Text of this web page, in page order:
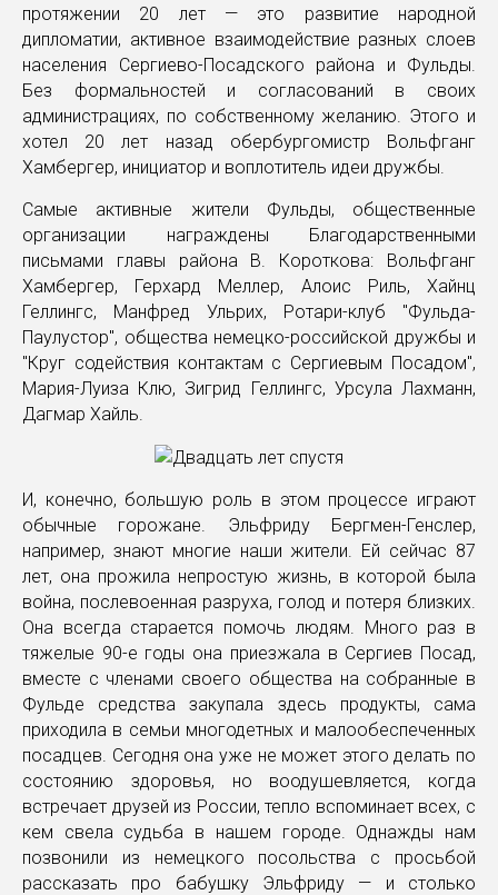
протяжении 20 лет — это развитие народной
дипломатии, активное взаимодействие разных слоев
населения Сергиево-Посадского района и Фульды.
Без формальностей и согласований в своих
администрациях, по собственному желанию. Этого и
хотел 20 лет назад обербургомистр Вольфганг
Хамбергер, инициатор и воплотитель идеи дружбы.
Самые активные жители Фульды, общественные
организации награждены Благодарственными
письмами главы района В. Короткова: Вольфганг
Хамбергер, Герхард Меллер, Алоис Риль, Хайнц
Геллингс, Манфред Ульрих, Ротари-клуб "Фульда-
Паулустор", общества немецко-российской дружбы и
"Круг содействия контактам с Сергиевым Посадом",
Мария-Луиза Клю, Зигрид Геллингс, Урсула Лахманн,
Дагмар Хайль.
И, конечно, большую роль в этом процессе играют
обычные горожане. Эльфриду Бергмен-Генслер,
например, знают многие наши жители. Ей сейчас 87
лет, она прожила непростую жизнь, в которой была
война, послевоенная разруха, голод и потеря близких.
Она всегда старается помочь людям. Много раз в
тяжелые 90-е годы она приезжала в Сергиев Посад,
вместе с членами своего общества на собранные в
Фульде средства закупала здесь продукты, сама
приходила в семьи многодетных и малообеспеченных
посадцев. Сегодня она уже не может этого делать по
состоянию здоровья, но воодушевляется, когда
встречает друзей из России, тепло вспоминает всех, с
кем свела судьба в нашем городе. Однажды нам
позвонили из немецкого посольства с просьбой
рассказать про бабушку Эльфриду — и столько